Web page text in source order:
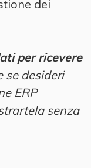
dei
per ricevere
se desideri
ERP
senza